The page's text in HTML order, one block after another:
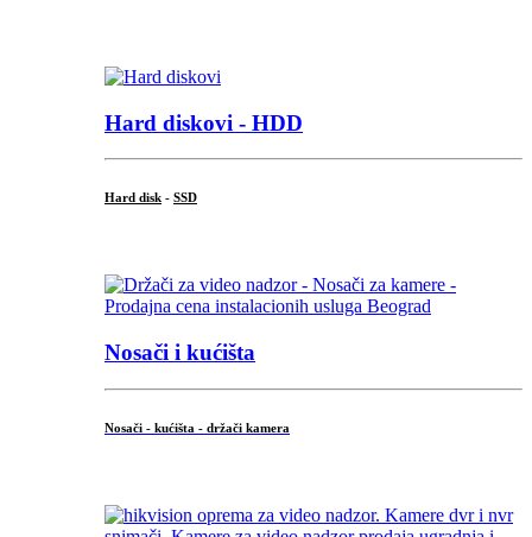
Hard diskovi - HDD
Hard disk - SSD
Nosači i kućišta
Nosači - kućišta - držači kamera